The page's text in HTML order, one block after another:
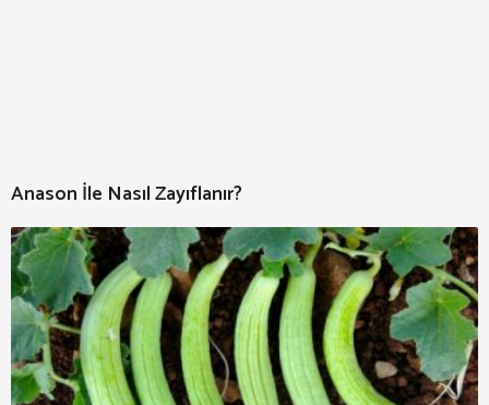
Anason İle Nasıl Zayıflanır?